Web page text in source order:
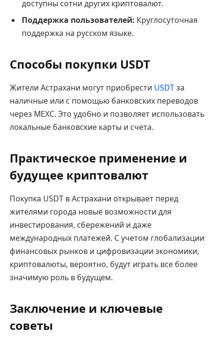
доступны сотни других криптовалют.
Поддержка пользователей: Круглосуточная
поддержка на русском языке.
Способы покупки USDT
Жители Астрахани могут приобрести USDTза
наличные или с помощью банковских переводов
через MEXC. Это удобно и позволяет использовать
локальные банковские карты и счета.
Практическое применение и
будущее криптовалют
Покупка USDT в Астрахани открывает перед
жителями города новые возможности для
инвестирования, сбережений и даже
международных платежей. С учетом глобализации
финансовых рынков и цифровизации экономики,
криптовалюты, вероятно, будут играть все более
значимую роль в будущем.
Заключение и ключевые
советы